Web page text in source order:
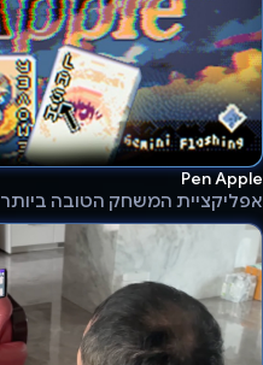
Pen Apple
אפליקציית המשחק הטובה ביותר